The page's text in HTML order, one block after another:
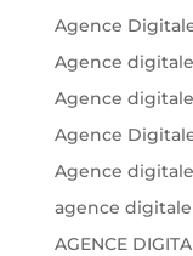
Agence
Agence
Agence
Agence
Agence digitale
agence
AGENCE